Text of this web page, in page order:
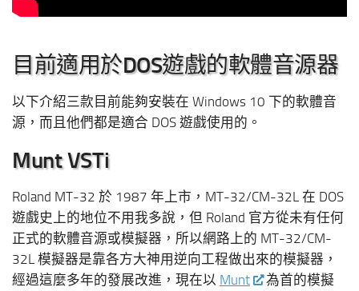
目前適用於DOS遊戲的軟體音源器
以下介紹三款目前能夠安裝在 Windows 10 下的軟體音
源，而且他們都是適合 DOS 遊戲使用的。
Munt VSTi
Roland MT-32 於 1987 年上市，MT-32/CM-32L 在 DOS
遊戲史上的地位不用我多說，但 Roland 官方從未有任何
正式的軟體音源或模擬器，所以網路上的 MT-32/CM-
32L 模擬器是靠各方大神用逆向工程做出來的模擬器，
經過這麼多年的發展改進，現在以 Munt
為首的模擬